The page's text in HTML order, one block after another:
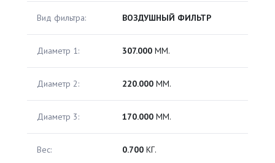
Вид фильтра: ВОЗДУШНЫЙ ФИЛЬТР
Диаметр 1: 307.000 ММ.
Диаметр 2: 220.000 ММ.
Диаметр 3: 170.000 ММ.
Вес: 0.700 КГ.